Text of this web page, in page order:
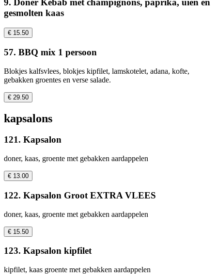
9. Döner Kebab met champignons, paprika, uien en
gesmolten kaas
€ 15.50
57. BBQ mix 1 persoon
Blokjes kalfsvlees, blokjes kipfilet, lamskotelet, adana, kofte,
gebakken groentes en verse salade.
€ 29.50
kapsalons
121. Kapsalon
doner, kaas, groente met gebakken aardappelen
€ 13.00
122. Kapsalon Groot EXTRA VLEES
doner, kaas, groente met gebakken aardappelen
€ 15.50
123. Kapsalon kipfilet
kipfilet, kaas groente met gebakken aardappelen